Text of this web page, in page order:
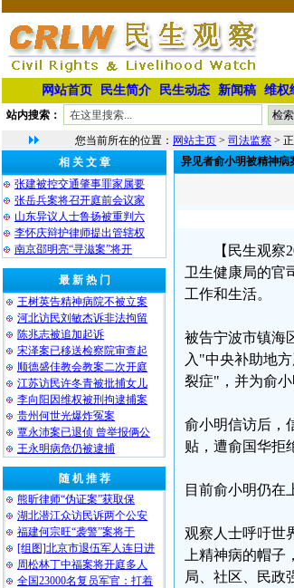
网站首页 民生简介 民生动态 新闻稿 维权
站内搜索：
您当前所在的位置： 网站主页 > 司法监察 >
相 关 文 章
张建被控交通肇事罪家属要
张岳兵案将召开庭前会议家
山东异议人士鲁扬被重判六
李怀庆辩护律师提出管辖权
南京邵明亮“寻滋案”将开
最 新 热 门
王树英告精神病院不被立案
河北访民刘敏杰诉非法拘留
陈兆志被追加起诉
宋泽案已移送检察院审查起
顺德盛佳教会教案二次开庭
江苏访民许冬青被批捕女儿
李向阳因维权被刑拘逮捕案
贵州何世光爆炸冤案
覃永沛案已退侦 曾举报俩公
王永明病危仍被逮捕
随 机 推 荐
熊昕律师“伪证案”获取保
湖北潜江众访民诉两个公安
福建何宗旺“袭警”案将于
[组图]北京市退伍军人连日进
周松林丁中福案将开庭多人
全国23000名复员军官：打着
异见者俞小明被精神病
【民生观
卫生健康局的官
工作和生活。
被告宁波市镇海
入"中央补助地
裂症"，并为俞
俞小明信访后，
贴，遭俞国华拒
目前俞小明仍在
观察人士呼吁世
上精神病的帽
局、社区、民政